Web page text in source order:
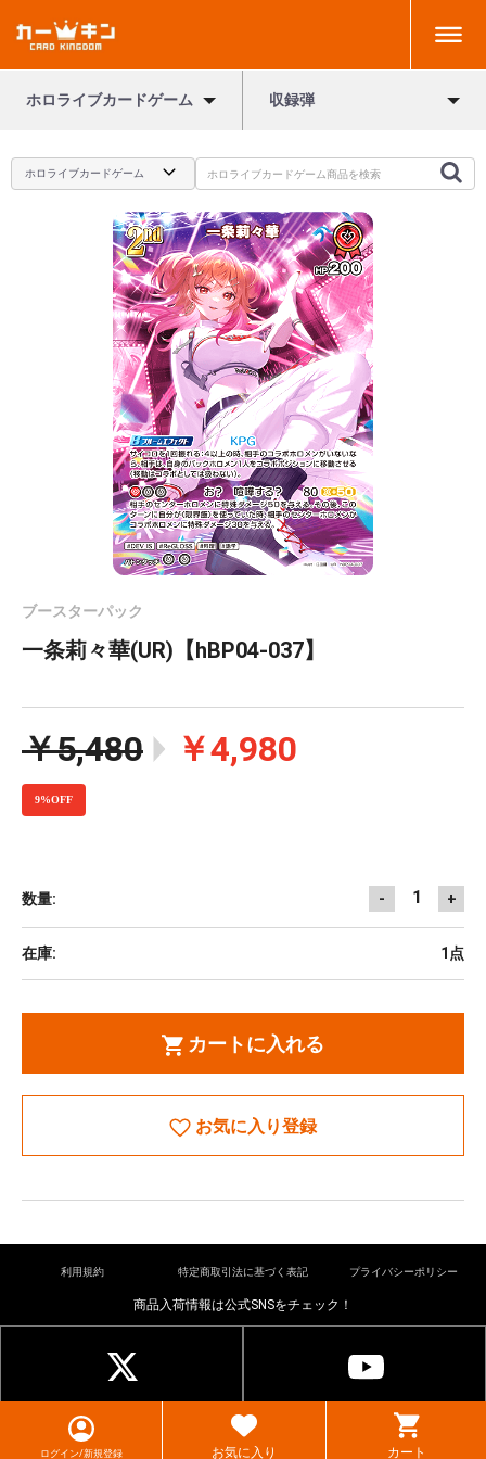
ログイン/新規登録 お気に入り カート
ホロライブカードゲーム 収録弾
ブースターパック
一条莉々華(UR)【hBP04-037】
￥5,480 ￥4,980
9%OFF
数量: - 1 +
在庫: 1点
カートに入れる
お気に入り登録
利用規約 特定商取引法に基づく表記 プライバシーポリシー
© cardkingdom. All rights reserved.
商品入荷情報は公式SNSをチェック！